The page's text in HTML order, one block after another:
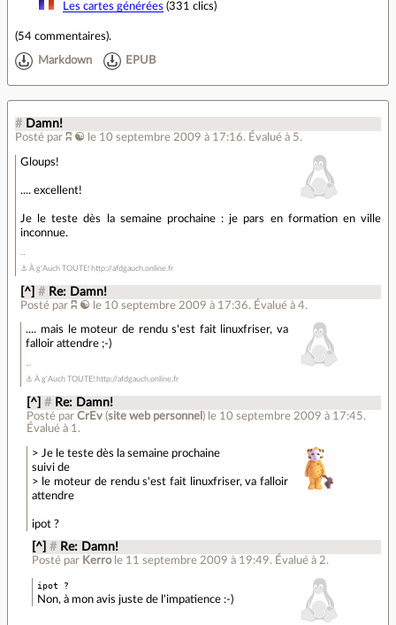
Les cartes générées (331 clics)
(54 commentaires).
Markdown EPUB
# Damn!
Posté par ʭ ☯ le 10 septembre 2009 à 17:16. Évalué à 5.
Gloups!
.... excellent!
Je le teste dès la semaine prochaine : je pars en formation en ville
inconnue.
⚓ À g'Auch TOUTE! http://afdgauch.online.fr
[^] # Re: Damn!
Posté parʭ ☯ le 10 septembre 2009 à 17:36. Évalué à4.
.... mais le moteur de rendu s'est fait linuxfriser, va
falloir attendre ;-)
⚓ À g'Auch TOUTE! http://afdgauch.online.fr
[^] # Re: Damn!
Posté par CrEv(site web personnel ) le 10 septembre 2009 à 17:45.
Évalué à 1 .
> Je le teste dès la semaine prochaine
suivi de
> le moteur de rendu s'est fait linuxfriser, va falloir
attendre
ipot ?
[^] # Re: Damn!
Posté par Kerro le 11 septembre 2009 à 19:49. Évalué à 2.
ipot ?
Non, à mon avis juste de l'impatience :-)